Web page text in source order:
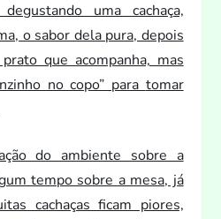
uma cachaça,
o sabor dela pura, depois
to que acompanha, mas
no copo” para tomar
do ambiente sobre a
tempo sobre a mesa, já
cachaças ficam piores,